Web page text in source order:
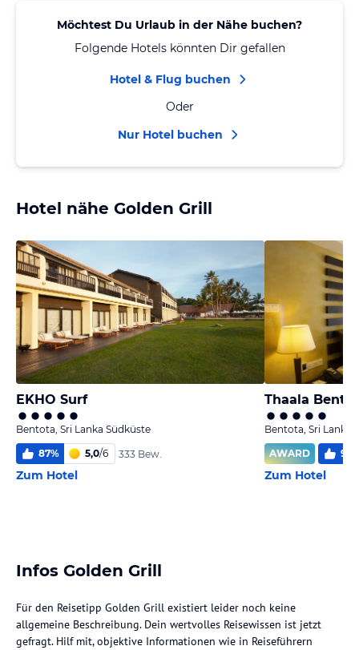
Möchtest Du Urlaub in der Nähe buchen?
Folgende Hotels könnten Dir gefallen
Hotel & Flug buchen
Oder
Nur Hotel buchen
Hotel nähe Golden Grill
EKHO Surf
Bentota, Sri Lanka Südküste
87% 5,0/6 333 Bew.
Zum Hotel
Thaala
Bentota, Sri Lanka
AWARD
97
Zum Hotel
Infos Golden Grill
Für den Reisetipp Golden Grill existiert leider noch keine
allgemeine Beschreibung. Dein wertvolles Reisewissen ist jetzt
gefragt. Hilf mit, objektive Informationen wie in Reiseführern